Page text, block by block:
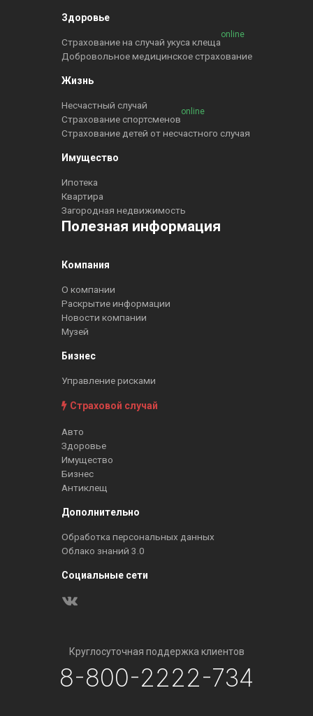
Здоровье
Страхование на случай укуса клеща
online
Добровольное медицинское страхование
Жизнь
Несчастный случай
Страхование спортсменов
online
Страхование детей от несчастного случая
Имущество
Ипотека
Квартира
Загородная недвижимость
Полезная информация
Компания
О компании
Раскрытие информации
Новости компании
Музей
Бизнес
Управление рисками
Страховой случай
Авто
Здоровье
Имущество
Бизнес
Антиклещ
Дополнительно
Обработка персональных данных
Облако знаний 3.0
Социальные сети
Круглосуточная поддержка клиентов
8-800-2222-734